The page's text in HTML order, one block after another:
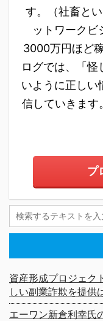
す。（社畜と
ットワークビ
3000万円ほど
ログでは、「怪
いように正しい
信していきます。
プ
資産形成プロジェク
しい副業詐欺を提供
エーワン新倉利幸氏